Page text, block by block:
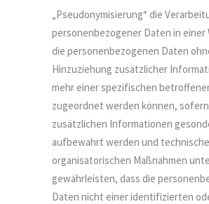
„Pseudonymisierung“ die
personenbezogener Daten in einer
die personenbezogenen Daten
Hinzuziehung zusätzlicher
mehr einer spezifischen
zugeordnet werden können,
zusätzlichen Informationen
aufbewahrt werden und
organisatorischen Maßnahmen
gewährleisten, dass die
Daten nicht einer identifizierten